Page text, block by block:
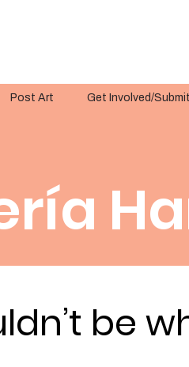
Post Art Get Involved/Submit
be